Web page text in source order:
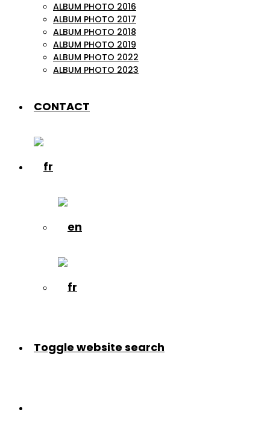
ALBUM PHOTO 2016
ALBUM PHOTO 2017
ALBUM PHOTO 2018
ALBUM PHOTO 2019
ALBUM PHOTO 2022
ALBUM PHOTO 2023
CONTACT
Toggle website search